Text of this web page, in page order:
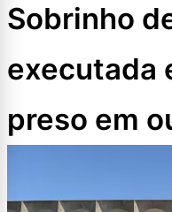
Sobrinho
executada
preso em